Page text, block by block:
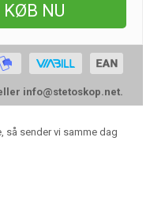
KØB NU
info@stetoskop.net.
så sender vi samme dag